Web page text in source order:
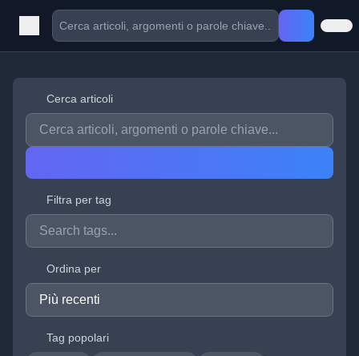
Cerca articoli
Filtra per tag
Ordina per
Tag popolari